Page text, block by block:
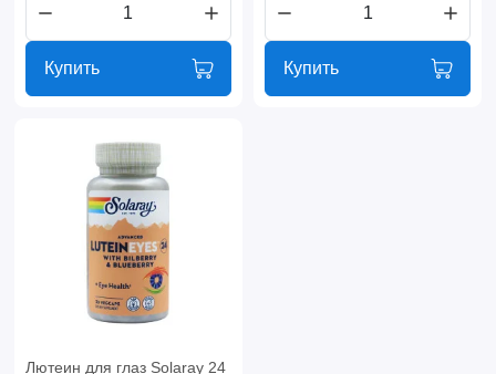
Купить Купить
Лютеин для глаз Solaray 24